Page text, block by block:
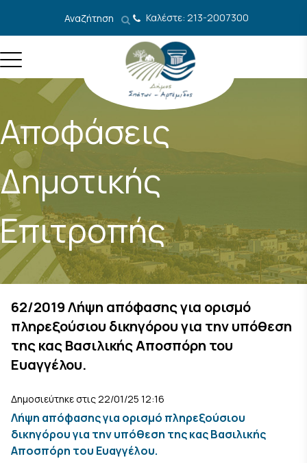
Αναζήτηση Καλέστε: 213-2007300
Αποφάσεις
Δημοτικής
Επιτροπής
62/2019 Λήψη απόφασης για ορισμό
πληρεξούσιου δικηγόρου για την υπόθεση
της κας Βασιλικής Αποσπόρη του
Ευαγγέλου.
Δημοσιεύτηκε στις 22/01/25 12:16
Λήψη απόφασης για ορισμό πληρεξούσιου
δικηγόρου για την υπόθεση της κας Βασιλικής
Αποσπόρη του Ευαγγέλου.